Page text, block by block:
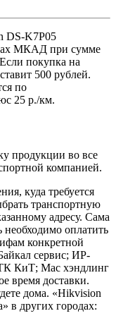
DS-K7P05
МКАД при сумме
покупка на
500 рублей.
по
25 р./км.
продукции во все
компанией.
куда требуется
транспортную
адресу. Сама
необходимо оплатить
конкретной
сервис; ИР-
КиТ; Мас хэндлинг
время доставки.
дома. «Hikvision
в других городах: